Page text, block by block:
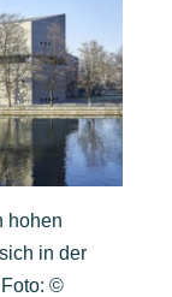
hohen
in der
©